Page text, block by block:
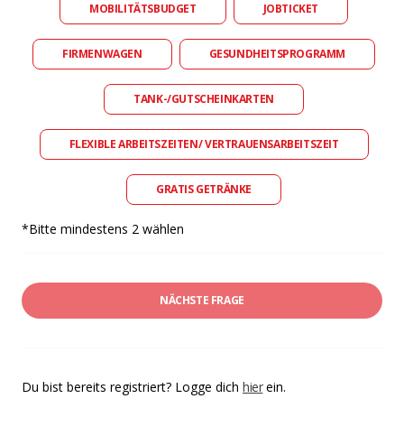
MOBILITÄTSBUDGET JOBTICKET
FIRMENWAGEN GESUNDHEITSPROGRAMM
TANK-/GUTSCHEINKARTEN
FLEXIBLE ARBEITSZEITEN/ VERTRAUENSARBEITSZEIT
GRATIS GETRÄNKE
*Bitte mindestens 2 wählen
NÄCHSTE FRAGE
Du bist bereits registriert? Logge dich hierein.